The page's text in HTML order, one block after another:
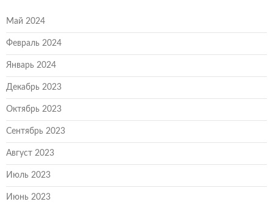
Май 2024
Февраль 2024
Январь 2024
Декабрь 2023
Октябрь 2023
Сентябрь 2023
Август 2023
Июль 2023
Июнь 2023